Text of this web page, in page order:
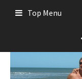
Top Menu